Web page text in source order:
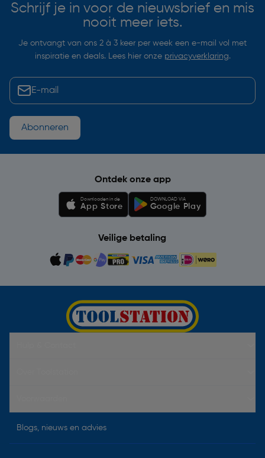
Schrijf je in voor de nieuwsbrief en mis
nooit meer iets.
Je ontvangt van ons 2 à 3 keer per week een e-mail vol met
inspiratie en deals. Lees hier onze privacyverklaring.
Abonneren
Ontdek onze app
Downloaden in de
App Store
DOWNLOAD VIA
Google Play
Veilige betaling
Blogs, nieuws en advies